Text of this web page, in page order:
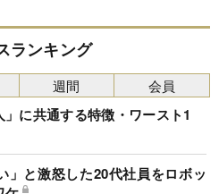
ランキング
」に共通する特徴・ワースト1
」と激怒した20代社員をロボッ
週間 会員